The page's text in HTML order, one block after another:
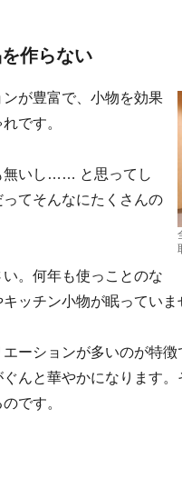
作らない
が豊富で、小物を効果
です。
無いし…… と思ってし
てそんなにたくさんの
。何年も使っことのな
ッチン小物が眠っていま
ーションが多いのが特
んと華やかになります
です。